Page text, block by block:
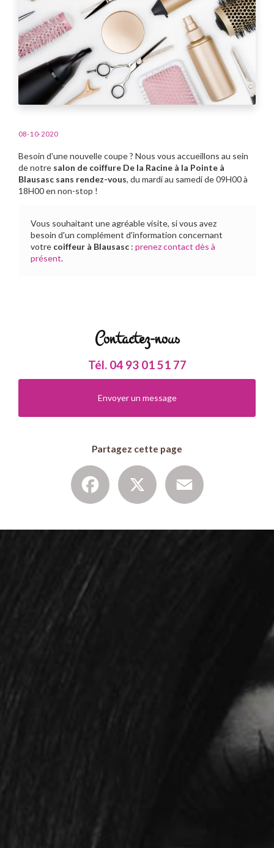
08-10-2020
Besoin d'une nouvelle coupe ? Nous vous accueillons au sein
de notre salon de coiffure De la Racine à la Pointe à
Blausasc sans rendez-vous, du mardi au samedi de 09H00 à
18H00 en non-stop !
Vous souhaitant une agréable visite, si vous avez
besoin d'un complément d'information concernant
votre coiffeur à Blausasc : prenez contact dès à
présent.
Contactez-nous
Tél. 04 93 01 51 77
Envoyer un message
Partagez cette page
Facebook